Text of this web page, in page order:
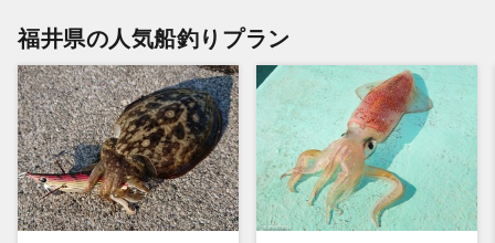
福井県の人気船釣りプラン